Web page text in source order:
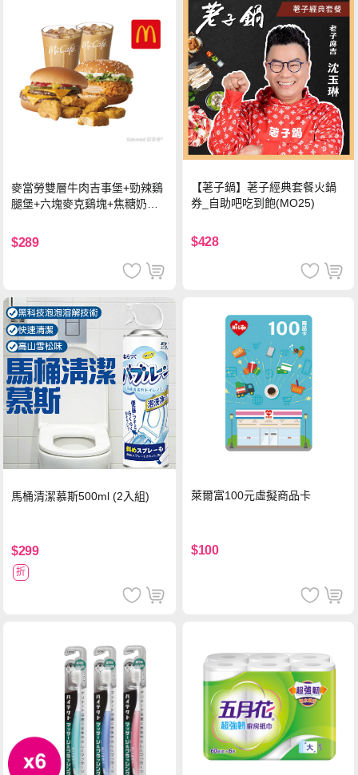
麥當勞雙層牛肉吉事堡+勁辣鷄
腿堡+六塊麥克鷄塊+焦糖奶茶
$289
【荖子鍋】荖子經典套餐火鍋
券_自助吧吃到飽(MO25)
$428
馬桶清潔慕斯500ml (2入組)
$299
折
萊爾富100元虛擬商品卡
$100